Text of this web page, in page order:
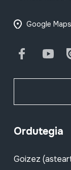
Google
Facebook
Ordutegia
Goizez